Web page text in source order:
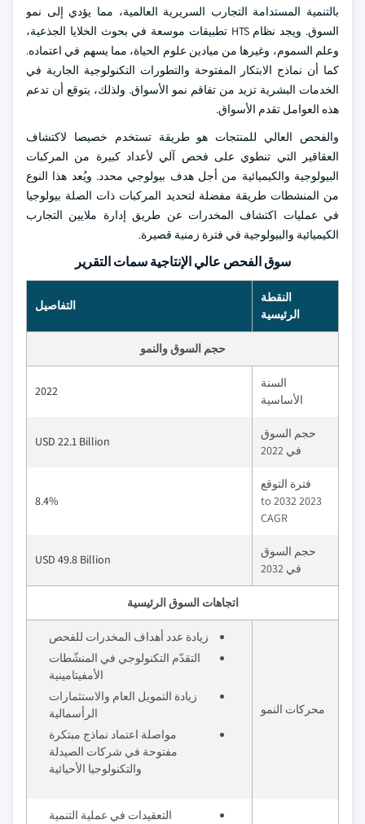
بالتنمية المستدامة التجارب السريرية العالمية، مما يؤدي إلى نمو
السوق. ويجد نظام HTS تطبيقات موسعة في بحوث الخلايا الجذعية،
وعلم السموم، وغيرها من ميادين علوم الحياة، مما يسهم في اعتماده.
كما أن نماذج الابتكار المفتوحة والتطورات التكنولوجية الجارية في
الخدمات البشرية تزيد من تفاقم نمو الأسواق. ولذلك، يتوقع أن تدعم
هذه العوامل تقدم الأسواق.
والفحص العالي للمنتجات هو طريقة تستخدم خصيصا لاكتشاف
العقاقير التي تنطوي على فحص آلي لأعداد كبيرة من المركبات
البيولوجية والكيميائية من أجل هدف بيولوجي محدد. ويُعد هذا النوع
من المنشطات طريقة مفضلة لتحديد المركبات ذات الصلة بيولوجيا
في عمليات اكتشاف المخدرات عن طريق إدارة ملايين التجارب
الكيميائية والبيولوجية في فترة زمنية قصيرة.
سوق الفحص عالي الإنتاجية سمات التقرير
النقطة
الرئيسية
التفاصيل
حجم السوق والنمو
السنة
الأساسية
2022
حجم السوق
في 2022
USD 22.1 Billion
فترة التوقع
2023 to 2032
CAGR
8.4%
حجم السوق
في 2032
USD 49.8 Billion
اتجاهات السوق الرئيسية
محركات النمو
زيادة عدد أهداف المخدرات للفحص
التقدّم التكنولوجي في المنشّطات
الأمفيتامينية
زيادة التمويل العام والاستثمارات
الرأسمالية
مواصلة اعتماد نماذج مبتكرة
مفتوحة في شركات الصيدلة
والتكنولوجيا الأحيائية
التعقيدات في عملية التنمية